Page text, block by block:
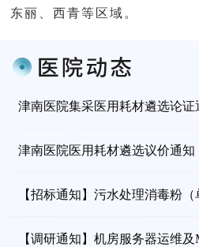
东丽、西青等区域。
津南医院集采医用耗材遴选论证
津南医院医用耗材遴选议价通知